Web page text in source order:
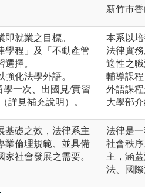
新竹市
就業之目標。
學程」及「不動產管
擇。
化法學外語。
學一次、出國見/實習
詳見補充說明）。
本系以
法律實
適性之
輔導課
外語課
大學部介
基礎之效，法律系主
業倫理規範、並具備
社會發展之需要。
法律是
社會秩
主，涵
法、國